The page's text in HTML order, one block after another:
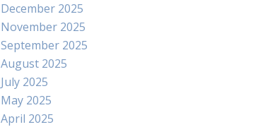
December 2025
November 2025
September 2025
August 2025
July 2025
May 2025
April 2025